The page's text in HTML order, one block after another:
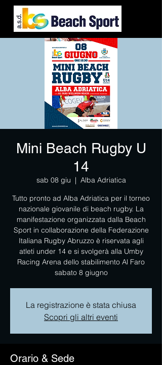
Mini Beach Rugby U
14
sab 08 giu
  |
Alba Adriatica
Tutto pronto ad Alba Adriatica per il torneo
nazionale giovanile di beach rugby. La
manifestazione organizzata dalla Beach
Sport in collaborazione della Federazione
Italiana Rugby Abruzzo è riservata agli
atleti under 14 e si svolgerà alla Umby
Racing Arena dello stabilimento Al Faro
sabato 8 giugno
La registrazione è stata chiusa
Scopri gli altri eventi
Orario & Sede